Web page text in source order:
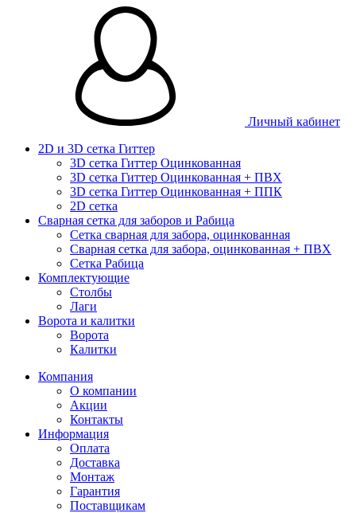
Личный кабинет
2D и 3D сетка Гиттер
3D сетка Гиттер Оцинкованная
3D сетка Гиттер Оцинкованная + ПВХ
3D сетка Гиттер Оцинкованная + ППК
2D сетка
Сварная сетка для заборов и Рабица
Сетка сварная для забора, оцинкованная
Сварная сетка для забора, оцинкованная + ПВХ
Сетка Рабица
Комплектующие
Столбы
Лаги
Ворота и калитки
Ворота
Калитки
Компания
О компании
Акции
Контакты
Информация
Оплата
Доставка
Монтаж
Гарантия
Поставщикам